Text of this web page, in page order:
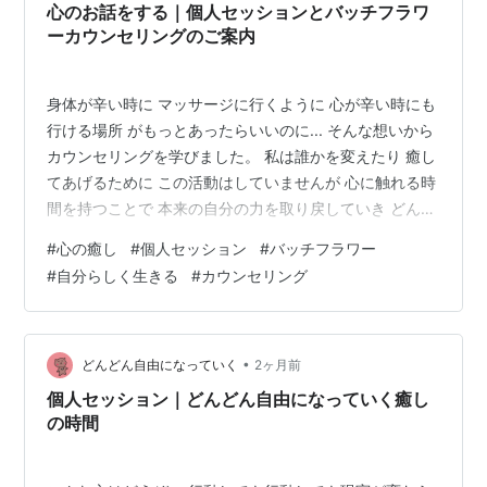
心のお話をする｜個人セッションとバッチフラワ
ーカウンセリングのご案内
身体が辛い時に マッサージに行くように 心が辛い時にも
行ける場所 がもっとあったらいいのに... そんな想いから
カウンセリングを学びました。 私は誰かを変えたり 癒し
てあげるために この活動はしていませんが 心に触れる時
間を持つことで 本来の自分の力を取り戻していき どんど
ら 嬉しく思っています✨ こんな気持ちを抱えていません
か？ ・不安や自己否定で苦しい ・一人で生きていくのが
不安 ・もっと自由に生きていきたい ・頑張れば頑張るほ
ど心が苦しい ・自分を好きになれない そんな気持ちを抱
えているのなら、 もう一人で頑張り続けなくても大丈夫
です…
#心の癒し #個人セッション #バッチフラワー
#自分らしく生きる #カウンセリング
どんどん自由になっていく • 2ヶ月前
個人セッション｜どんどん自由になっていく癒し
の時間